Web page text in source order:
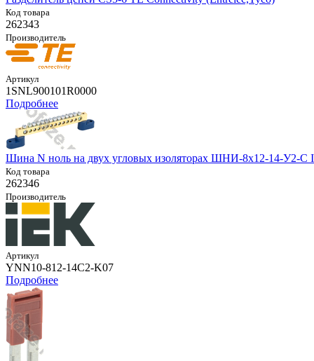
Код товара
262343
Производитель
Артикул
1SNL900101R0000
Подробнее
Шина N ноль на двух угловых изоляторах ШНИ-8х12-14-У2-С
Код товара
262346
Производитель
Артикул
YNN10-812-14C2-K07
Подробнее